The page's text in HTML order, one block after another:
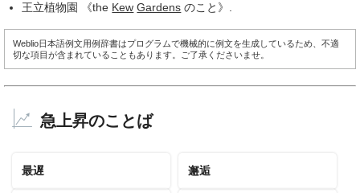
王立植物園 《the Kew Gardens のこと》.
Weblio日本語例文用例辞書はプログラムで機械的に例文を生成しているため、不適
切な項目が含まれていることもあります。ご了承くださいませ。
急上昇のことば
最遅 邂逅